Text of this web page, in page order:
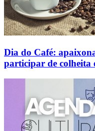
Dia do Café:
participar de colheita